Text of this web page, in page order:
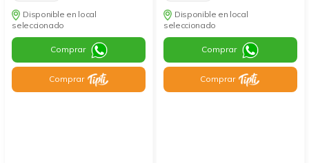
Disponible en local
seleccionado
Comprar
Comprar
Disponible en local
seleccionado
Comprar
Comprar